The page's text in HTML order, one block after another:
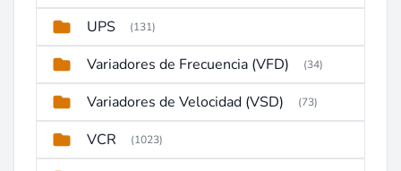
UPS (131)
Variadores de Frecuencia (VFD) (34)
Variadores de Velocidad (VSD) (73)
VCR (1023)